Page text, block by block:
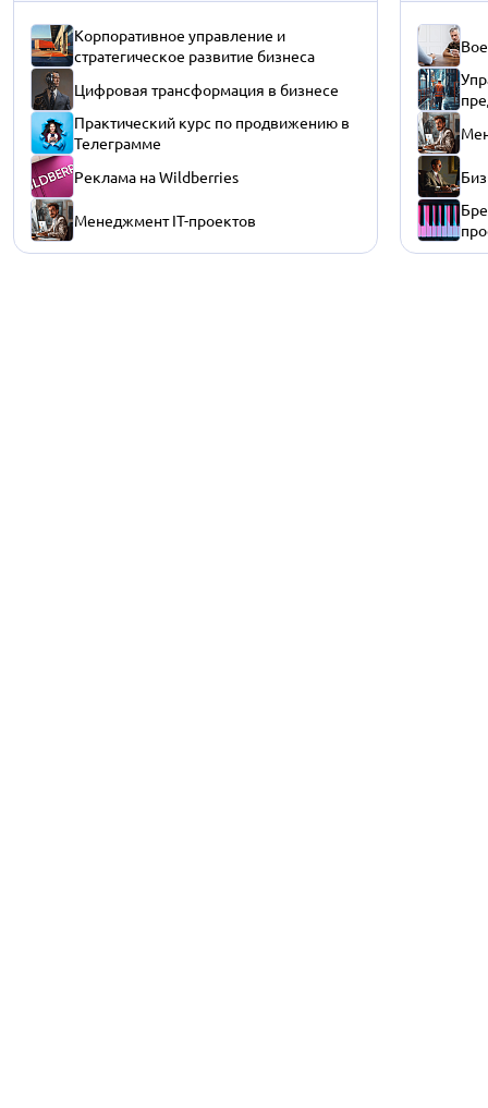
Корпоративное управление и
стратегическое развитие бизнеса
Цифровая трансформация в бизнесе
Практический курс по продвижению в
Телеграмме
Реклама на Wildberries
Менеджмент IT-проектов